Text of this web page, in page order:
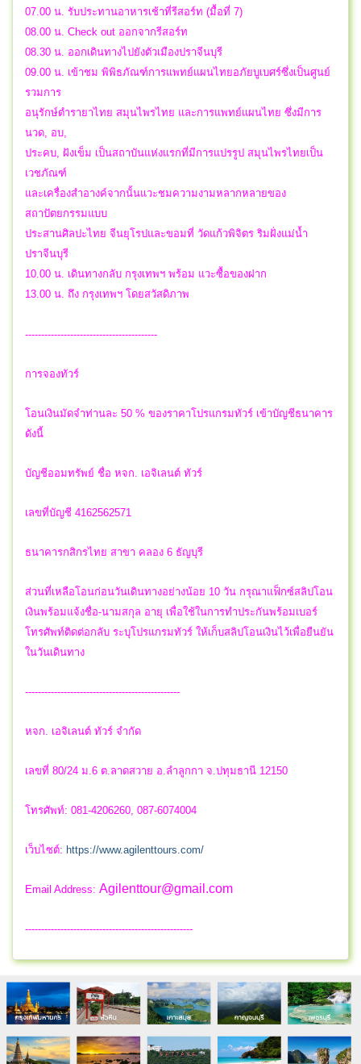
07.00 น. รับประทานอาหารเช้าที่รีสอร์ท (มื้อที่ 7)
08.00 น. Check out ออกจากรีสอร์ท
08.30 น. ออกเดินทางไปยังตัวเมืองปราจีนบุรี
09.00 น. เข้าชม พิพิธภัณฑ์การแพทย์แผนไทยอภัยบูเบศร์ซึ่งเป็นศูนย์
รวมการ
อนุรักษ์ตำรายาไทย สมุนไพรไทย และการแพทย์แผนไทย ซึ่งมีการ
นวด, อบ,
ประคบ, ฝังเข็ม เป็นสถาบันแห่งแรกที่มีการแปรรูป สมุนไพรไทยเป็น
เวชภัณฑ์
และเครื่องสำอางค์จากนั้นแวะชมความงามหลากหลายของ
สถาปัตยกรรมแบบ
ประสานศิลปะไทย จีนยุโรปและขอมที่ วัดแก้วพิจิตร ริมฝั่งแม่น้ำ
ปราจีนบุรี
10.00 น. เดินทางกลับ กรุงเทพฯ พร้อม แวะซื้อของฝาก
13.00 น. ถึง กรุงเทพฯ โดยสวัสดิภาพ
-----------------------------------------
การจองทัวร์
โอนเงินมัดจำท่านละ 50 % ของราคาโปรแกรมทัวร์ เข้าบัญชีธนาคาร
ดังนี้
บัญชีออมทรัพย์ ชื่อ หจก. เอจิเลนต์ ทัวร์
เลขที่บัญชี 4162562571
ธนาคารกสิกรไทย สาขา คลอง 6 ธัญบุรี
ส่วนที่เหลือโอนก่อนวันเดินทางอย่างน้อย 10 วัน กรุณาแฟ็กซ์สลิปโอน
เงินพร้อมแจ้งชื่อ-นามสกุล อายุ เพื่อใช้ในการทำประกันพร้อมเบอร์
โทรศัพท์ติดต่อกลับ ระบุโปรแกรมทัวร์ ให้เก็บสลิปโอนเงินไว้เพื่อยืนยัน
ในวันเดินทาง
------------------------------------------------
หจก. เอจิเลนต์ ทัวร์ จำกัด
เลขที่ 80/24 ม.6 ต.ลาดสวาย อ.ลำลูกกา จ.ปทุมธานี 12150
โทรศัพท์: 081-4206260, 087-6074004
เว็บไซต์: https://www.agilenttours.com/
Email Address: Agilenttour@gmail.com
----------------------------------------------------